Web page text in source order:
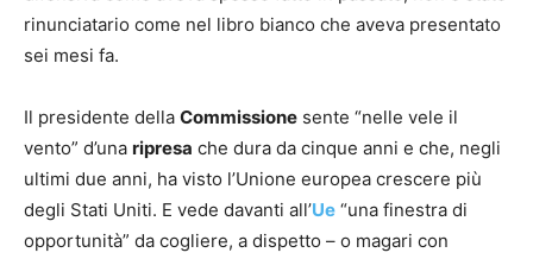
rinunciatario come nel libro bianco che aveva presentato
sei mesi fa.
Il presidente della Commissione sente “nelle vele il
vento” d’una ripresa che dura da cinque anni e che, negli
ultimi due anni, ha visto l’Unione europea crescere più
degli Stati Uniti. E vede davanti all’Ue “una finestra di
opportunità” da cogliere, a dispetto – o magari con